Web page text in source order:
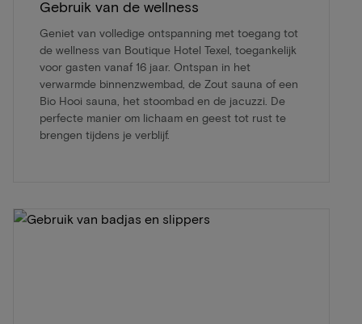
Gebruik van de wellness
Geniet van volledige ontspanning met toegang tot
de wellness van Boutique Hotel Texel, toegankelijk
voor gasten vanaf 16 jaar. Ontspan in het
verwarmde binnenzwembad, de Zout sauna of een
Bio Hooi sauna, het stoombad en de jacuzzi. De
perfecte manier om lichaam en geest tot rust te
brengen tijdens je verblijf.